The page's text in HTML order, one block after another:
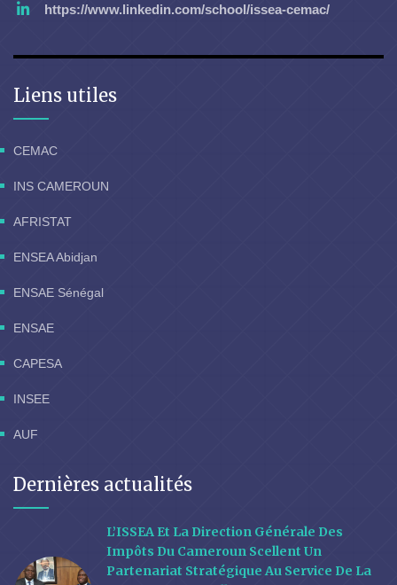
https://www.linkedin.com/school/issea-cemac/
Liens utiles
CEMAC
INS CAMEROUN
AFRISTAT
ENSEA Abidjan
ENSAE Sénégal
ENSAE
CAPESA
INSEE
AUF
Dernières actualités
L’ISSEA Et La Direction Générale Des
Impôts Du Cameroun Scellent Un
Partenariat Stratégique Au Service De La